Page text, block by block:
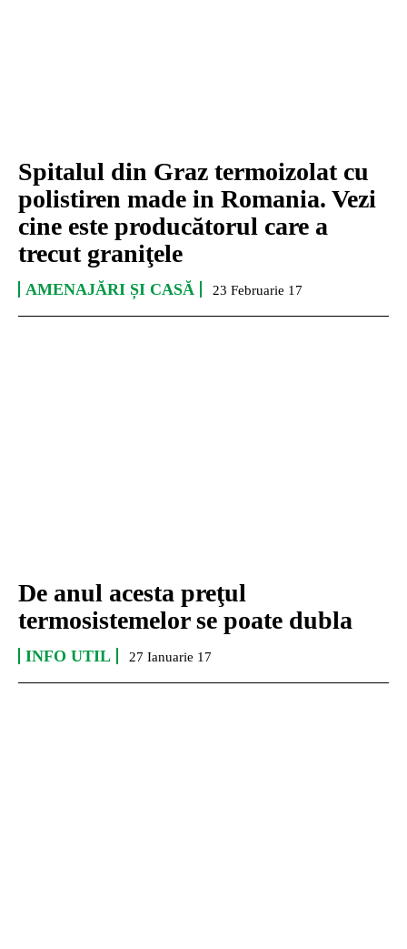
Spitalul din Graz termoizolat cu
polistiren made in Romania. Vezi
cine este producătorul care a
trecut graniţele
AMENAJĂRI ȘI CASĂ 23 Februarie 17
De anul acesta preţul
termosistemelor se poate dubla
INFO UTIL 27 Ianuarie 17